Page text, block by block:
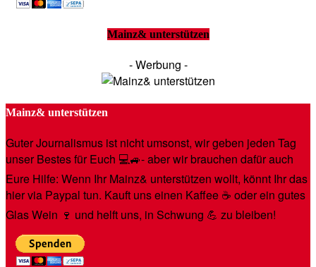
Mainz& unterstützen
- Werbung -
Mainz& unterstützen
Guter Journalismus ist nicht umsonst, wir geben jeden Tag
unser Bestes für Euch 💻🚙- aber wir brauchen dafür auch
Eure Hilfe: Wenn Ihr Mainz& unterstützen wollt, könnt Ihr das
hier via Paypal tun. Kauft uns einen Kaffee ☕️ oder ein gutes
Glas Wein 🍷 und helft uns, in Schwung 💪 zu bleiben!